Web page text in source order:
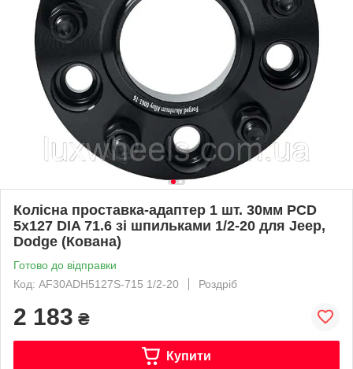
Колісна проставка-адаптер 1 шт. 30мм PCD
5x127 DIA 71.6 зі шпильками 1/2-20 для Jeep,
Dodge (Кована)
Готово до відправки
Код: AF30ADH5127S-715 1/2-20
Роздріб
2 183 ₴
Купити